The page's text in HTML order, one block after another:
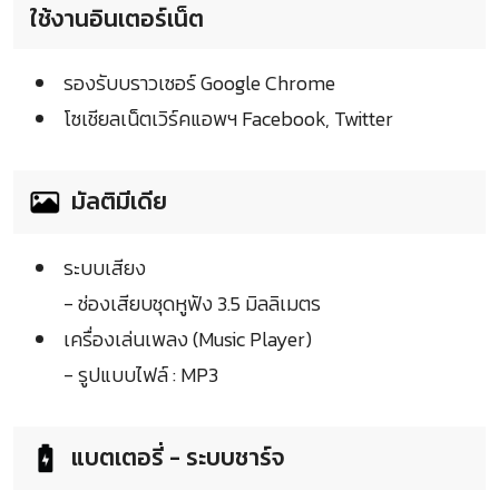
ใช้งานอินเตอร์เน็ต
รองรับบราวเซอร์ Google Chrome
โซเชียลเน็ตเวิร์คแอพฯ Facebook, Twitter
มัลติมีเดีย
ระบบเสียง
- ช่องเสียบชุดหูฟัง 3.5 มิลลิเมตร
เครื่องเล่นเพลง (Music Player)
- รูปแบบไฟล์ : MP3
แบตเตอรี่ - ระบบชาร์จ